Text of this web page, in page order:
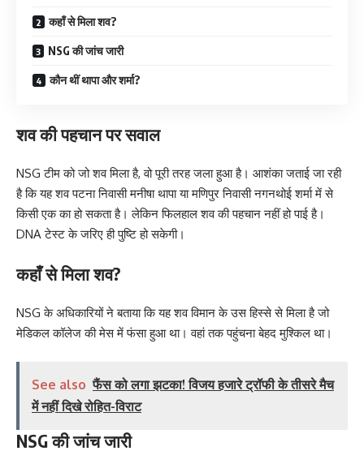
कहाँ से मिला शव?
NSG की जांच जारी
कौन थीं थापा और शर्मा?
शव की पहचान पर सवाल
NSG टीम को जो शव मिला है, वो पूरी तरह जला हुआ है। आशंका जताई जा रही
है कि यह शव पटना निवासी मनीषा थापा या मणिपुर निवासी नगनथोई शर्मा में से
किसी एक का हो सकता है। लेकिन फिलहाल शव की पहचान नहीं हो पाई है।
DNA टेस्ट के जरिए ही पुष्टि हो सकेगी।
कहाँ से मिला शव?
NSG के अधिकारियों ने बताया कि यह शव विमान के उस हिस्से से मिला है जो
मेडिकल कॉलेज की मेस में फंसा हुआ था। वहां तक पहुंचना बेहद मुश्किल था।
See also फैंस को लगा झटका! विजय हजारे ट्रॉफी के तीसरे मैच
में नहीं दिखे रोहित-विराट
NSG की जांच जारी